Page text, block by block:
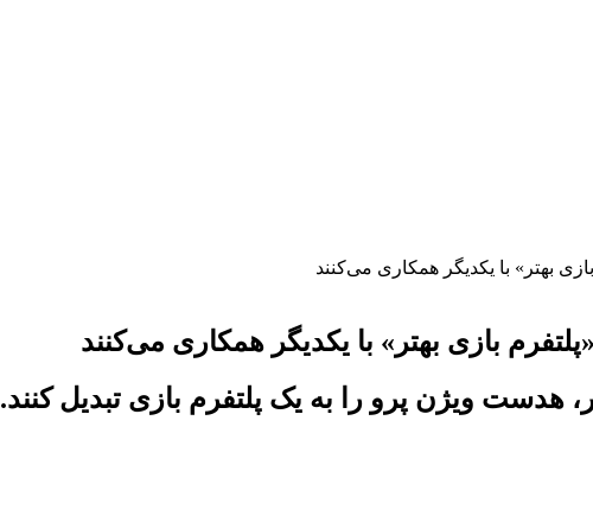
بهتر» با یکدیگر همکاری می‌کنند
بازی بهتر» با یکدیگر همکاری می‌کنند
هدست ویژن پرو را به یک پلتفرم بازی تبدیل کنند.